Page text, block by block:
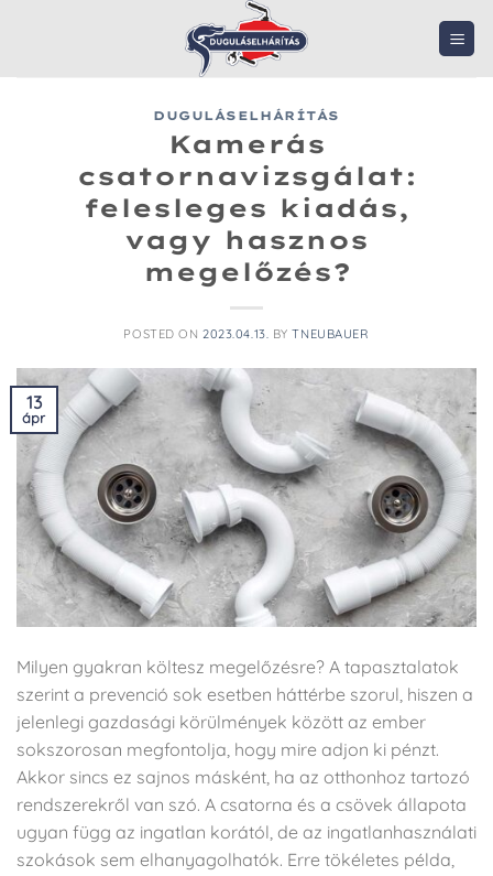
DUGULÁSELHÁRÍTÁS
Kamerás
csatornavizsgálat:
felesleges kiadás,
vagy hasznos
megelőzés?
POSTED ON2023.04.13. BYTNEUBAUER
13
ápr
Milyen gyakran költesz megelőzésre? A tapasztalatok
szerint a prevenció sok esetben háttérbe szorul, hiszen a
jelenlegi gazdasági körülmények között az ember
sokszorosan megfontolja, hogy mire adjon ki pénzt.
Akkor sincs ez sajnos másként, ha az otthonhoz tartozó
rendszerekről van szó. A csatorna és a csövek állapota
ugyan függ az ingatlan korától, de az ingatlanhasználati
szokások sem elhanyagolhatók. Erre tökéletes példa,